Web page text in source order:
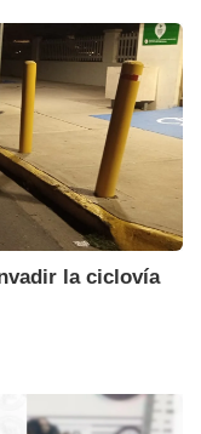
la ciclovía